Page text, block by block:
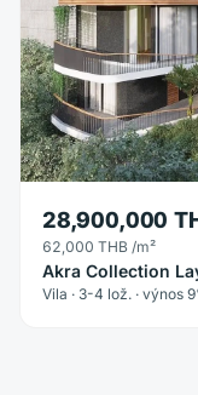
28,900,000
62,000 THB /m²
Akra Collection
Vila · 3-4 lož. · výnos